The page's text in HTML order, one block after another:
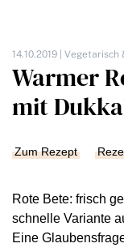
14.10.2019 | Vegetarisch
Warmer
mit
Zum Rezept
Rote Bete: frisch
schnelle Variante
Eine